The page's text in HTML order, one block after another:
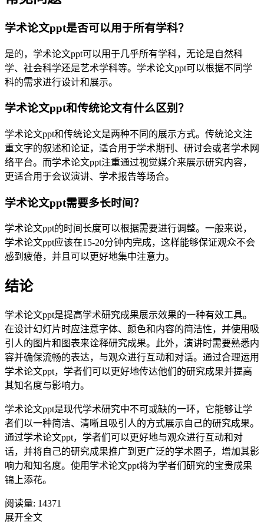
学术论文ppt是否可以用于所有学科？
是的，学术论文ppt可以用于几乎所有学科，无论是自然科
学、社会科学还是艺术学科等。学术论文ppt可以根据不同学
科的需求进行设计和展示。
学术论文ppt和传统论文有什么区别？
学术论文ppt和传统论文是两种不同的展示方式。传统论文注
重文字的叙述和论证，适合用于学术期刊、研讨会或者学术网
络平台。而学术论文ppt注重通过视觉媒介来展示研究内容，
更适合用于会议演讲、学术报告等场合。
学术论文ppt需要多长时间？
学术论文ppt的时间长度可以根据需要进行调整。一般来说，
学术论文ppt应该在15-20分钟内完成，这样能够保证观众不会
感到疲倦，并且可以更好地集中注意力。
结论
学术论文ppt是提高学术研究成果展示效果的一种有效工具。
在设计幻灯片时应注意字体、颜色和内容的简洁性，并使用吸
引人的图片和图表来诠释研究成果。此外，演讲时需要熟悉内
容并确保流畅的表达，与观众进行互动和对话。通过合理运用
学术论文ppt，学者们可以更好地传达他们的研究成果并提高
其知名度与影响力。
学术论文ppt是现代学术研究中不可或缺的一环，它能够让学
者们以一种简洁、清晰且吸引人的方式展示自己的研究成果。
通过学术论文ppt，学者们可以更好地与观众进行互动和对
话，并将自己的研究成果推广到更广泛的学术圈子，增加其影
响力和知名度。使用学术论文ppt将为学者们研究的宝贵成果
锦上添花。
阅读量: 14371
展开全文